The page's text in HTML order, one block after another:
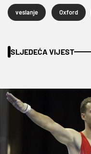
veslanje Oxford
SLJEDEĆA VIJEST